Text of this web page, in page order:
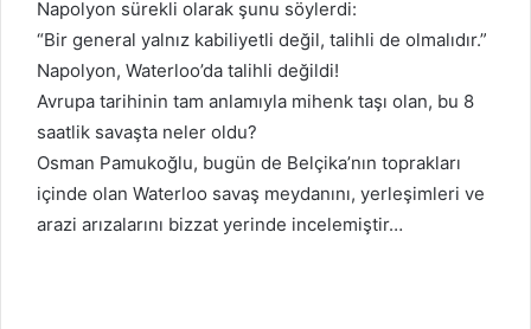
Napolyon sürekli olarak şunu söylerdi:
“Bir general yalnız kabiliyetli değil, talihli de olmalıdır.”
Napolyon, Waterloo’da talihli değildi!
Avrupa tarihinin tam anlamıyla mihenk taşı olan, bu 8
saatlik savaşta neler oldu?
Osman Pamukoğlu, bugün de Belçika’nın toprakları
içinde olan Waterloo savaş meydanını, yerleşimleri ve
arazi arızalarını bizzat yerinde incelemiştir…